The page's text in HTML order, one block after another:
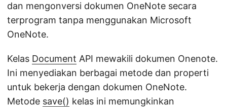
dan mengonversi dokumen OneNote secara
terprogram tanpa menggunakan Microsoft
OneNote.
Kelas Document API mewakili dokumen Onenote.
Ini menyediakan berbagai metode dan properti
untuk bekerja dengan dokumen OneNote.
Metode save() kelas ini memungkinkan